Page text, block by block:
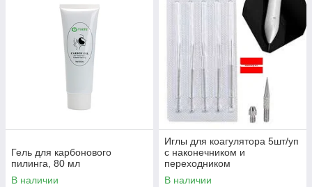
Гель для карбонового
пилинга, 80 мл
В наличии
Иглы для коагулятора 5шт/уп
с наконечником и
переходником
В наличии